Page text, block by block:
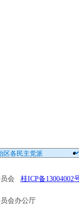
员会 桂ICP备13004002
会办公厅